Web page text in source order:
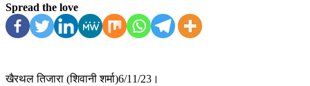
Spread the love
खैरथल तिजारा (शिवानी शर्मा)6/11/23।